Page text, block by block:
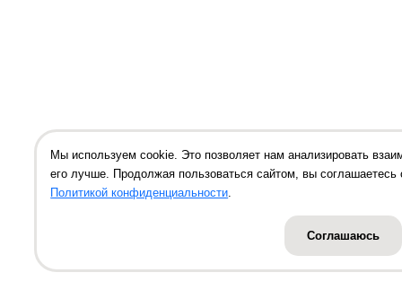
Мы используем cookie. Это позволяет нам анализировать
его лучше. Продолжая пользоваться сайтом, вы
Политикой конфиденциальности.
Соглашаюсь